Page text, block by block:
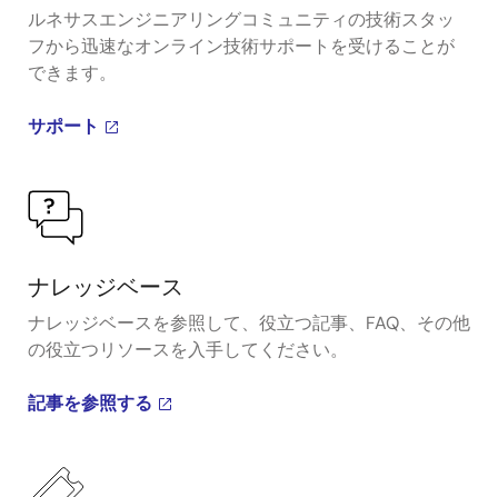
ルネサスエンジニアリングコミュニティの技術スタッ
フから迅速なオンライン技術サポートを受けることが
できます。
サポート
ナレッジベース
ナレッジベースを参照して、役立つ記事、FAQ、その他
の役立つリソースを入手してください。
記事を参照する